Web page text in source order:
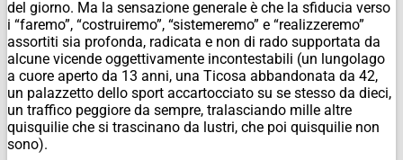
del giorno. Ma la sensazione generale è che la sfiducia verso
i “faremo”, “costruiremo”, “sistemeremo” e “realizzeremo”
assortiti sia profonda, radicata e non di rado supportata da
alcune vicende oggettivamente incontestabili (un lungolago
a cuore aperto da 13 anni, una Ticosa abbandonata da 42,
un palazzetto dello sport accartocciato su se stesso da dieci,
un traffico peggiore da sempre, tralasciando mille altre
quisquilie che si trascinano da lustri, che poi quisquilie non
sono).